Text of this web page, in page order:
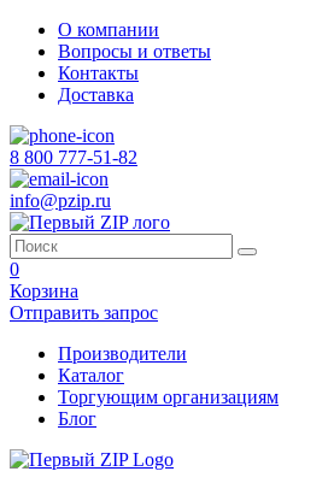
О компании
Вопросы и ответы
Контакты
Доставка
8 800 777-51-82
info@pzip.ru
0
Корзина
Отправить запрос
Производители
Каталог
Торгующим организациям
Блог